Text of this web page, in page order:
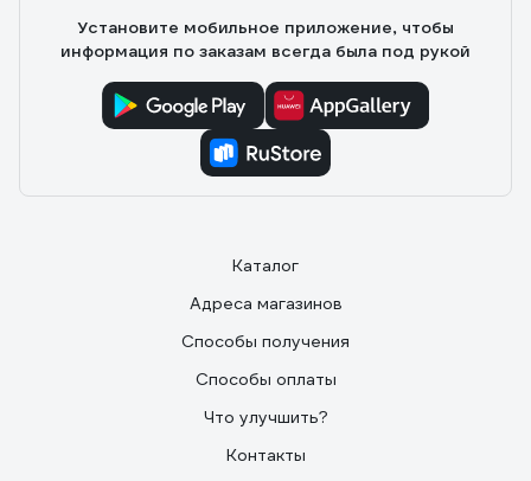
Установите мобильное приложение, чтобы
информация по заказам всегда была под рукой
Каталог
Адреса магазинов
Способы получения
Способы оплаты
Что улучшить?
Контакты